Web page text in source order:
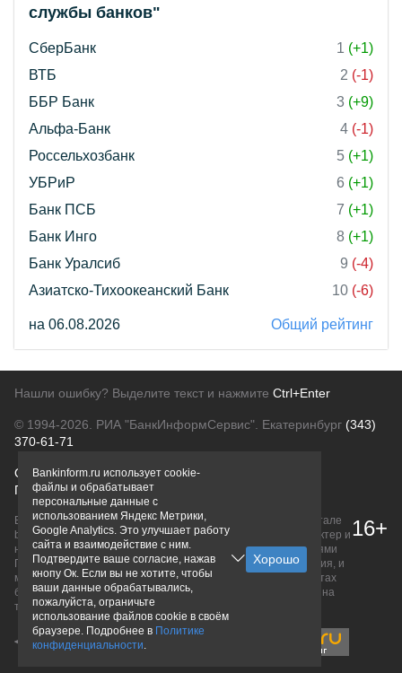
службы банков"
СберБанк 1 (+1)
ВТБ
2 (-1)
ББР Банк
3 (+9)
Альфа-Банк
4 (-1)
Россельхозбанк
5 (+1)
УБРиР
6 (+1)
Банк ПСБ
7 (+1)
Банк Инго
8 (+1)
Банк Уралсиб
9 (-4)
Азиатско-Тихоокеанский Банк
10 (-6)
на 06.08.2026 Общий рейтинг
Нашли ошибку? Выделите текст и нажмите Ctrl+Enter
© 1994-2026. РИА "БанкИнформСервис". Екатеринбург (343)
370-61-71
О проектеПолитика конфиденциальности
Правовая информацияДля рекламодателей
Вся информация о продуктах банков, размещенная на портале
bankinform.ru, носит исключительно ознакомительный характер и
не является публичной офертой, определяемой положениями
ГК РФ. Информация не содержит точного и полного описания, и
может быть изменена. Конечные условия уточняйте на сайтах
банков или при личном обращении. Исключительное право на
товарные знаки принадлежит их правообладателям.
16+
Bankinform.ru использует cookie-
файлы и обрабатывает
персональные данные с
использованием Яндекс Метрики,
Google Analytics. Это улучшает работу
сайта и взаимодействие с ним.
Подтвердите ваше согласие, нажав
кнопу Ок. Если вы не хотите, чтобы
ваши данные обрабатывались,
пожалуйста, ограничьте
использование файлов cookie в своём
браузере. Подробнее в Политике
конфиденциальности.